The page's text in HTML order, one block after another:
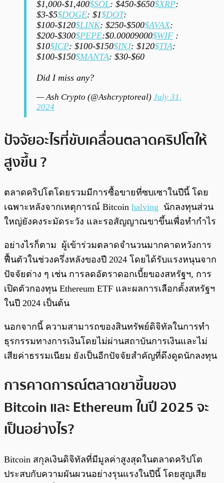
$1,000-$1,400$SOL: $450-$650$XRP:
$3-$5$DOGE: $1$DOT:
$100-$120$LINK: $250-$500$AVAX:
$200-$300$PEPE:$0.00009000$WIF :
$10$ICP: $100-$150$INJ: $120$TIA:
$100-$150$MANTA: $30-$60
Did I miss any?
— Ash Crypto (@Ashcryptoreal) July 31,
2024
ปัจจัยอะไรที่ขับเคลื่อนตลาดคริปโตให้
สูงขึ้น ?
ตลาดคริปโตโดยรวมมีการซื้อขายที่ซบเซาในปีนี้ โดย
เฉพาะหลังจากเหตุการณ์ Bitcoin halving นักลงทุนส่วน
ใหญ่ยังคงระมัดระวัง และรอสัญญาณขาขึ้นเพื่อทำกำไร
อย่างไรก็ตาม ผู้เข้าร่วมตลาดจำนวนมากคาดหวังการ
ฟื้นตัวในช่วงครึ่งหลังของปี 2024 โดยได้รับแรงหนุนจาก
ปัจจัยต่าง ๆ เช่น การลดอัตราดอกเบี้ยของสหรัฐฯ, การ
เปิดตัวกองทุน Ethereum ETF และผลการเลือกตั้งสหรัฐฯ
ในปี 2024 เป็นต้น
นอกจากนี้ ความสามารถของสินทรัพย์ดิจิทัลในการทำ
ธุรกรรมทางการเงินโดยไม่ผ่านสถาบันการเงินและไม่
เสียค่าธรรมเนียม ยังเป็นอีกปัจจัยสำคัญที่ดึงดูดนักลงทุน
การคาดการณ์ตลาดขาขึ้นของ
Bitcoin และ Ethereum ในปี 2025 จะ
เป็นอย่างไร?
Bitcoin สกุลเงินดิจิทัลที่มีมูลค่าสูงสุดในตลาดคริปโต
ประสบกับความผันผวนอย่างรุนแรงในปีนี้ โดยสูญเสีย